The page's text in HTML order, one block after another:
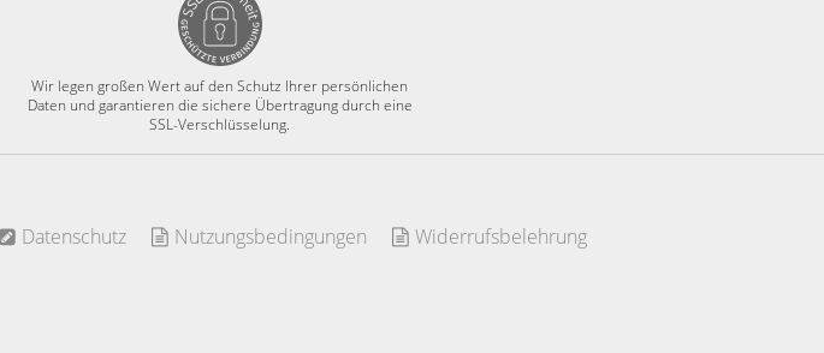
Wir legen großen Wert auf den Schutz Ihrer persönlichen
Daten und garantieren die sichere Übertragung durch eine
SSL-Verschlüsselung.
Datenschutz Nutzungsbedingungen Widerrufsbelehrung